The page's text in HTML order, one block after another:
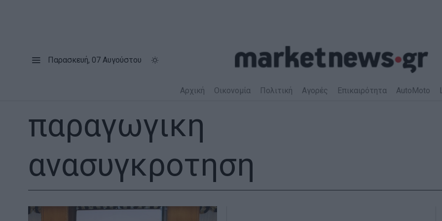
Παρασκευή, 07 Αυγούστου
Αρχική Οικονομία Πολιτική Αγορές Επικαιρότητα AutoMoto
παραγωγικη
ανασυγκροτηση